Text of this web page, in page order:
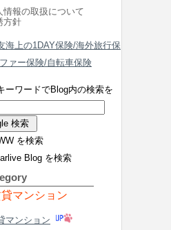
情報の取扱について
方針
海上の1DAY保険/海外旅行保
ァー保険/自転車保険
ーワードでBlog内の検索を
を検索
Blog を検索
マンション
マンション